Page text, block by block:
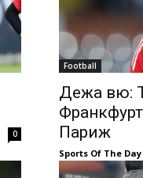
0
Football
Дежа вю:
Париж
Sports Of The Day